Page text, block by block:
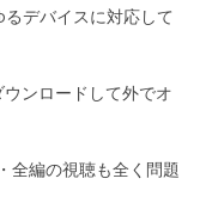
デバイスに対応して
ンロードして外でオ
全編の視聴も全く問題